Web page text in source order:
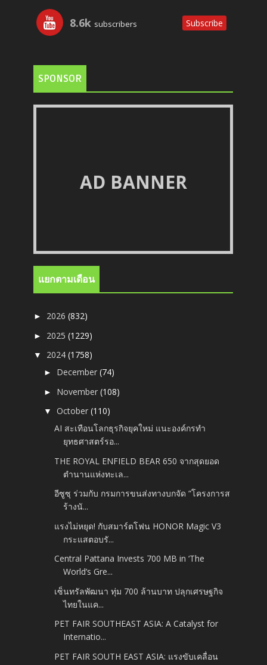
8.6k subscribers Subscribe
SPONSOR
AD BANNER
แยกตามเดือน
► 2026(832)
► 2025(1229)
▼ 2024(1758)
► December(74)
► November(108)
▼October(110)
AI สะเทือนโลกธุรกิจยุคใหม่ แนะองค์กรทำ
ยุทธศาสตร์รอ...
THE ROYAL ENFIELD BEAR 650 จากสุดยอด
ตำนานแห่งทะเล...
อีซูซุ ร่วมกับ กรมการขนส่งทางบกจัด “โครงการส
ร้างนั...
แรงไม่หยุด! กับสมาร์ตโฟน HONOR Magic V3
กระแสตอบรั...
Central Pattana Invests 700 MB in ‘The
World’s Gre...
เซ็นทรัลพัฒนา ทุ่ม 700 ล้านบาท ปลุกเศรษฐกิจ
ไทยในแค...
PET FAIR SOUTHEAST ASIA: A Catalyst for
Internatio...
PET FAIR SOUTH EAST ASIA: แรงขับเคลื่อน